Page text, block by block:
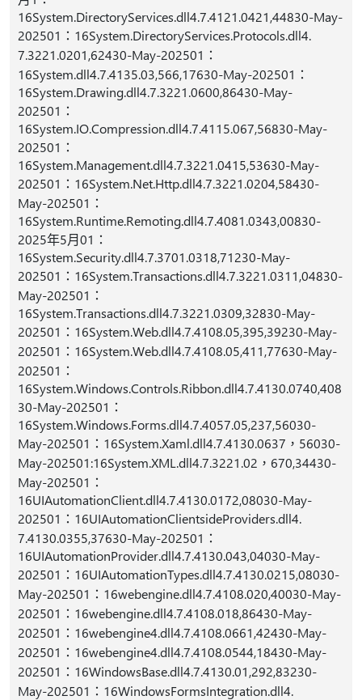
16System.DirectoryServices.dll4.7.4121.0421,44830-May-
202501：16System.DirectoryServices.Protocols.dll4.
7.3221.0201,62430-May-202501：
16System.dll4.7.4135.03,566,17630-May-202501：
16System.Drawing.dll4.7.3221.0600,86430-May-
202501：
16System.IO.Compression.dll4.7.4115.067,56830-May-
202501：
16System.Management.dll4.7.3221.0415,53630-May-
202501：16System.Net.Http.dll4.7.3221.0204,58430-
May-202501：
16System.Runtime.Remoting.dll4.7.4081.0343,00830-
2025年5月01：
16System.Security.dll4.7.3701.0318,71230-May-
202501：16System.Transactions.dll4.7.3221.0311,04830-
May-202501：
16System.Transactions.dll4.7.3221.0309,32830-May-
202501：16System.Web.dll4.7.4108.05,395,39230-May-
202501：16System.Web.dll4.7.4108.05,411,77630-May-
202501：
16System.Windows.Controls.Ribbon.dll4.7.4130.0740,408
30-May-202501：
16System.Windows.Forms.dll4.7.4057.05,237,56030-
May-202501：16System.Xaml.dll4.7.4130.0637，56030-
May-202501:16System.XML.dll4.7.3221.02，670,34430-
May-202501：
16UIAutomationClient.dll4.7.4130.0172,08030-May-
202501：16UIAutomationClientsideProviders.dll4.
7.4130.0355,37630-May-202501：
16UIAutomationProvider.dll4.7.4130.043,04030-May-
202501：16UIAutomationTypes.dll4.7.4130.0215,08030-
May-202501：16webengine.dll4.7.4108.020,40030-May-
202501：16webengine.dll4.7.4108.018,86430-May-
202501：16webengine4.dll4.7.4108.0661,42430-May-
202501：16webengine4.dll4.7.4108.0544,18430-May-
202501：16WindowsBase.dll4.7.4130.01,292,83230-
May-202501：16WindowsFormsIntegration.dll4.